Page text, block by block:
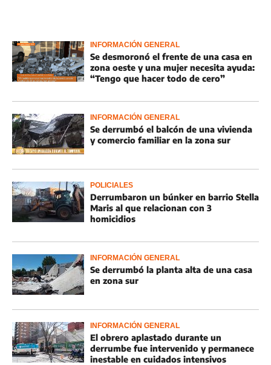
INFORMACIÓN GENERAL
Se desmoronó el frente de una casa en
zona oeste y una mujer necesita ayuda:
“Tengo que hacer todo de cero”
INFORMACIÓN GENERAL
Se derrumbó el balcón de una vivienda
y comercio familiar en la zona sur
POLICIALES
Derrumbaron un búnker en barrio Stella
Maris al que relacionan con 3
homicidios
INFORMACIÓN GENERAL
Se derrumbó la planta alta de una casa
en zona sur
INFORMACIÓN GENERAL
El obrero aplastado durante un
derrumbe fue intervenido y permanece
inestable en cuidados intensivos